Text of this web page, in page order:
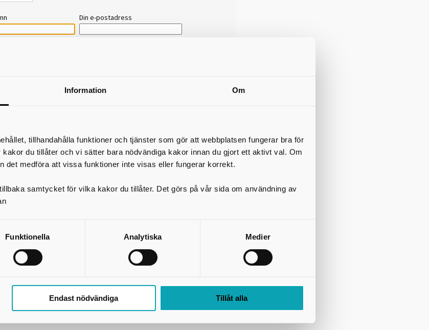
Information Om
tillhandahålla funktioner och tjänster som gör att webbplatsen fungerar bra för
du tillåter och vi sätter bara nödvändiga kakor innan du gjort ett aktivt val. Om
det medföra att vissa funktioner inte visas eller fungerar korrekt.
samtycket för vilka kakor du tillåter. Det görs på vår sida om användning av
Funktionella Analytiska Medier
Endast nödvändiga Tillåt alla
Din e-postadress
*= Obligatorisk uppgift